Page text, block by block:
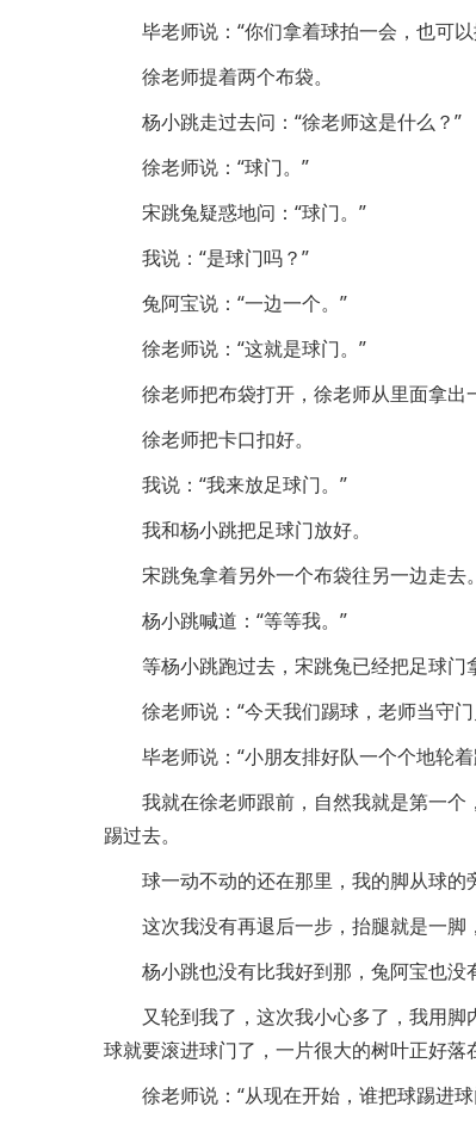
毕老师说：“你们拿着球拍一会，也可
徐老师提着两个布袋。
杨小跳走过去问：“徐老师这是什么？”
徐老师说：“球门。”
宋跳兔疑惑地问：“球门。”
我说：“是球门吗？”
兔阿宝说：“一边一个。”
徐老师说：“这就是球门。”
徐老师把布袋打开，徐老师从里面拿出
徐老师把卡口扣好。
我说：“我来放足球门。”
我和杨小跳把足球门放好。
宋跳兔拿着另外一个布袋往另一边走去。
杨小跳喊道：“等等我。”
等杨小跳跑过去，宋跳兔已经把足球门
徐老师说：“今天我们踢球，老师当守
毕老师说：“小朋友排好队一个个地轮
我就在徐老师跟前，自然我就是第一
踢过去。
球一动不动的还在那里，我的脚从球的
这次我没有再退后一步，抬腿就是一脚
杨小跳也没有比我好到那，兔阿宝也没
又轮到我了，这次我小心多了，我用
球就要滚进球门了，一片很大的树叶正好落
徐老师说：“从现在开始，谁把球踢进